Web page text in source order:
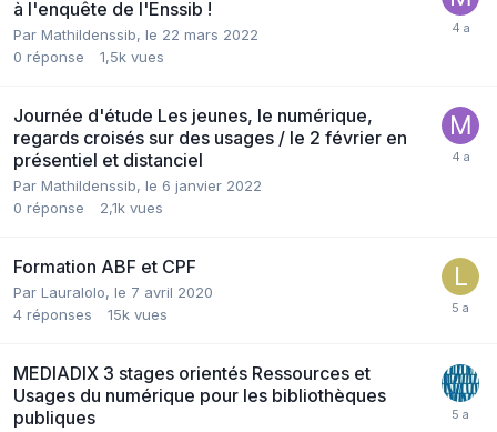
à l'enquête de l'Enssib !
Par Mathildenssib, le 22 mars 2022
0 réponse 1,5k vues
Journée d'étude Les jeunes, le numérique,
regards croisés sur des usages / le 2 février en
présentiel et distanciel
Par Mathildenssib, le 6 janvier 2022
0 réponse 2,1k vues
Formation ABF et CPF
Par Lauralolo, le 7 avril 2020
4 réponses 15k vues
MEDIADIX 3 stages orientés Ressources et
Usages du numérique pour les bibliothèques
publiques